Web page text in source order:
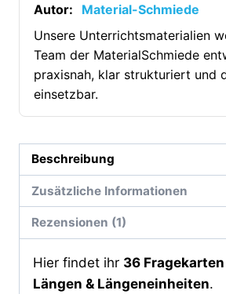
Klasse)
[Digital]
Menge
Autor:
Material-Schmiede
Unsere Unterrichtsmaterialien
Team der MaterialSchmiede
praxisnah, klar strukturiert und
einsetzbar.
Beschreibung
Zusätzliche Informationen
Rezensionen (1)
Hier findet ihr 36 Fragekarten
Längen & Längeneinheiten.